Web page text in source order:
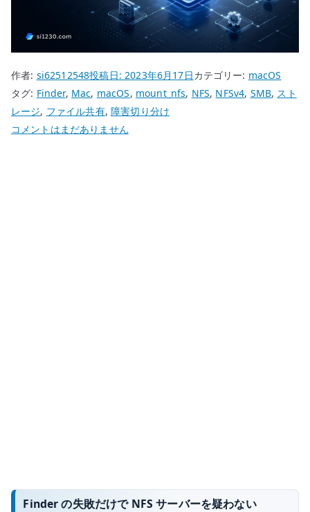
作者: si62512548投稿日:2023年6月17日カテゴリー: macOS
タグ: Finder, Mac, macOS, mount_nfs, NFS, NFSv4, SMB, スト
レージ, ファイル共有,障害切り分け
Mac
mount_nfs
コメントはまだありません
Finder の失敗だけで NFS サーバーを疑わない